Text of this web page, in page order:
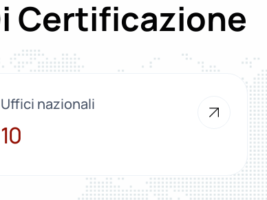
Certificazione
Uffici nazionali
10
10